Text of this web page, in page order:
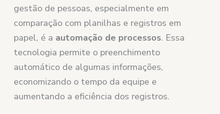
gestão de pessoas, especialmente em
comparação com planilhas e registros em
papel, é a automação de processos. Essa
tecnologia permite o preenchimento
automático de algumas informações,
economizando o tempo da equipe e
aumentando a eficiência dos registros.